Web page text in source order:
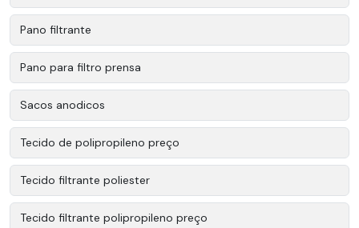
Pano filtrante
Pano para filtro prensa
Sacos anodicos
Tecido de polipropileno preço
Tecido filtrante poliester
Tecido filtrante polipropileno preço